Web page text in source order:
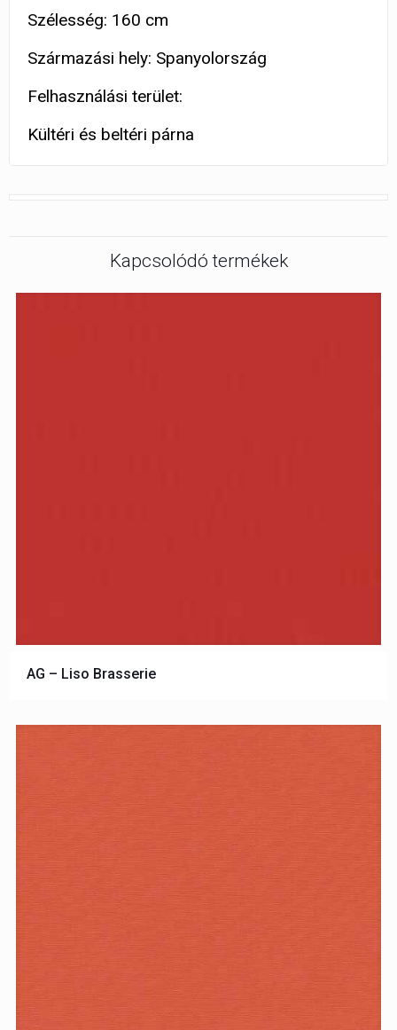
Szélesség: 160 cm
Származási hely: Spanyolország
Felhasználási terület:
Kültéri és beltéri párna
Kapcsolódó termékek
AG – Liso Brasserie